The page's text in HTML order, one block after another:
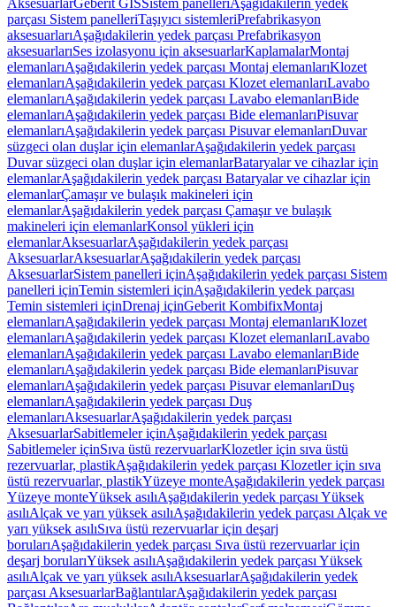
AksesuarlarGeberit GISSistem panelleriAşağıdakilerin yedek
parçası Sistem panelleriTaşıyıcı sistemleriPrefabrikasyon
aksesuarlarıAşağıdakilerin yedek parçası Prefabrikasyon
aksesuarlarıSes izolasyonu için aksesuarlarKaplamalarMontaj
elemanlarıAşağıdakilerin yedek parçası Montaj elemanlarıKlozet
elemanlarıAşağıdakilerin yedek parçası Klozet elemanlarıLavabo
elemanlarıAşağıdakilerin yedek parçası Lavabo elemanlarıBide
elemanlarıAşağıdakilerin yedek parçası Bide elemanlarıPisuvar
elemanlarıAşağıdakilerin yedek parçası Pisuvar elemanlarıDuvar
süzgeci olan duşlar için elemanlarAşağıdakilerin yedek parçası
Duvar süzgeci olan duşlar için elemanlarBataryalar ve cihazlar için
elemanlarAşağıdakilerin yedek parçası Bataryalar ve cihazlar için
elemanlarÇamaşır ve bulaşık makineleri için
elemanlarAşağıdakilerin yedek parçası Çamaşır ve bulaşık
makineleri için elemanlarKonsol yükleri için
elemanlarAksesuarlarAşağıdakilerin yedek parçası
AksesuarlarAksesuarlarAşağıdakilerin yedek parçası
AksesuarlarSistem panelleri içinAşağıdakilerin yedek parçası Sistem
panelleri içinTemin sistemleri içinAşağıdakilerin yedek parçası
Temin sistemleri içinDrenaj içinGeberit KombifixMontaj
elemanlarıAşağıdakilerin yedek parçası Montaj elemanlarıKlozet
elemanlarıAşağıdakilerin yedek parçası Klozet elemanlarıLavabo
elemanlarıAşağıdakilerin yedek parçası Lavabo elemanlarıBide
elemanlarıAşağıdakilerin yedek parçası Bide elemanlarıPisuvar
elemanlarıAşağıdakilerin yedek parçası Pisuvar elemanlarıDuş
elemanlarıAşağıdakilerin yedek parçası Duş
elemanlarıAksesuarlarAşağıdakilerin yedek parçası
AksesuarlarSabitlemeler içinAşağıdakilerin yedek parçası
Sabitlemeler içinSıva üstü rezervuarlarKlozetler için sıva üstü
rezervuarlar, plastikAşağıdakilerin yedek parçası Klozetler için sıva
üstü rezervuarlar, plastikYüzeye monteAşağıdakilerin yedek parçası
Yüzeye monteYüksek asılıAşağıdakilerin yedek parçası Yüksek
asılıAlçak ve yarı yüksek asılıAşağıdakilerin yedek parçası Alçak ve
yarı yüksek asılıSıva üstü rezervuarlar için deşarj
borularıAşağıdakilerin yedek parçası Sıva üstü rezervuarlar için
deşarj borularıYüksek asılıAşağıdakilerin yedek parçası Yüksek
asılıAlçak ve yarı yüksek asılıAksesuarlarAşağıdakilerin yedek
parçası AksesuarlarBağlantılarAşağıdakilerin yedek parçası